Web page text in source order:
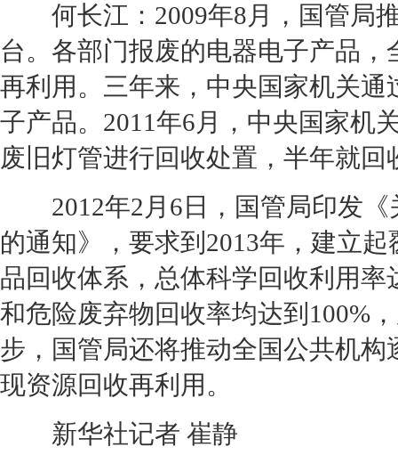
何长江：2009年8月，国管局推
台。各部门报废的电器电子产品
再利用。三年来，中央国家机关
子产品。2011年6月，中央国家机
废旧灯管进行回收处置，半年就回
2012年2月6日，国管局印发《
的通知》，要求到2013年，建立
品回收体系，总体科学回收利用
和危险废弃物回收率均达到100%
步，国管局还将推动全国公共机
现资源回收再利用。
新华社记者 崔静